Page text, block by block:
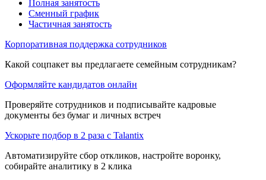
Полная занятость
Сменный график
Частичная занятость
Корпоративная поддержка сотрудников
Какой соцпакет вы предлагаете семейным сотрудникам?
Оформляйте кандидатов онлайн
Проверяйте сотрудников и подписывайте кадровые
документы без бумаг и личных встреч
Ускорьте подбор в 2 раза с Talantix
Автоматизируйте сбор откликов, настройте воронку,
собирайте аналитику в 2 клика